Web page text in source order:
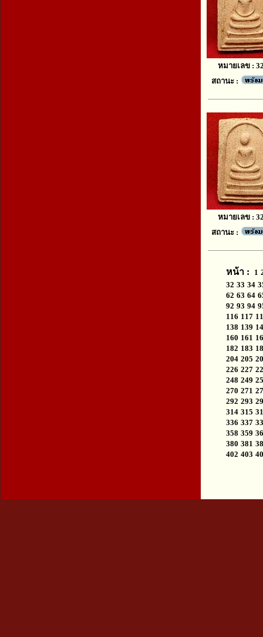
หมายเลข :
สถานะ :
หมายเลข :
สถานะ :
หน้า : 1
32 33 34
62 63 64
92 93 94
116 117
138 139
160 161
182 183
204 205
226 227
248 249
270 271
292 293
314 315
336 337
358 359
380 381
402 403